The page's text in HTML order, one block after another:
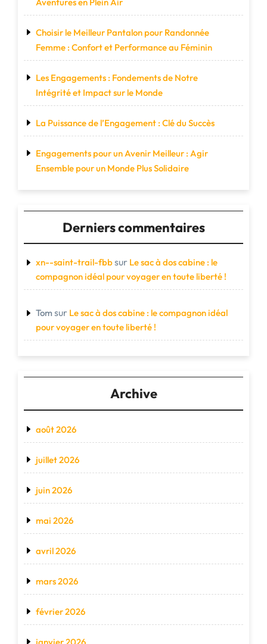
Choisir le Meilleur Pantalon pour Randonnée
Femme : Confort et Performance au Féminin
Les Engagements : Fondements de Notre
Intégrité et Impact sur le Monde
La Puissance de l’Engagement : Clé du Succès
Engagements pour un Avenir Meilleur : Agir
Ensemble pour un Monde Plus Solidaire
Derniers commentaires
xn--saint-trail-fbbsur Le sac à dos cabine : le
compagnon idéal pour voyager en toute liberté !
Tom sur Le sac à dos cabine : le compagnon idéal
pour voyager en toute liberté !
Archive
août 2026
juillet 2026
juin 2026
mai 2026
avril 2026
mars 2026
février 2026